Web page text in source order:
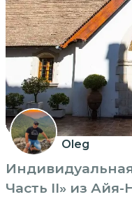
Oleg
Часть II» из